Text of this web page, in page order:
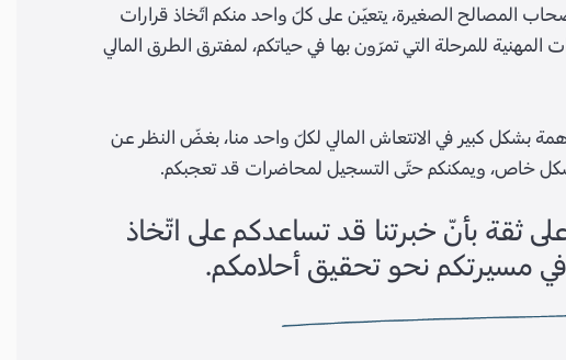
المصالح الصغيرة، يتعيّن على كلّ واحد منكم اتّخاذ قرارات
المهنية للمرحلة التي تمرّون بها في حياتكم، لمفترق الطرق المالي
بشكل كبير في الانتعاش المالي لكلّ واحد منا، بغضّ النظر عن
بشكل خاص، ويمكنكم حتّى التسجيل لمحاضرات قد تعجبكم.
بأنّ خبرتنا قد تساعدكم على اتّخاذ
في مسيرتكم نحو تحقيق أحلامكم.